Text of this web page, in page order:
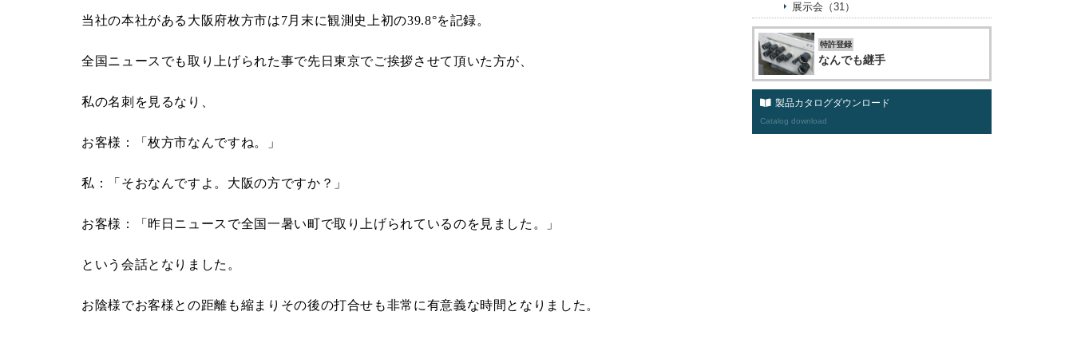
当社の本社がある大阪府枚方市は7月末に観測史上初の39.8°を記録。
全国ニュースでも取り上げられた事で先日東京でご挨拶させて頂いた方が、
私の名刺を見るなり、
お客様：「枚方市なんですね。」
私：「そおなんですよ。大阪の方ですか？」
お客様：「昨日ニュースで全国一暑い町で取り上げられているのを見ました。」
という会話となりました。
お陰様でお客様との距離も縮まりその後の打合せも非常に有意義な時間となりました。
展示会（31）
特許登録
なんでも継手
製品カタログダウンロード
Catalog download